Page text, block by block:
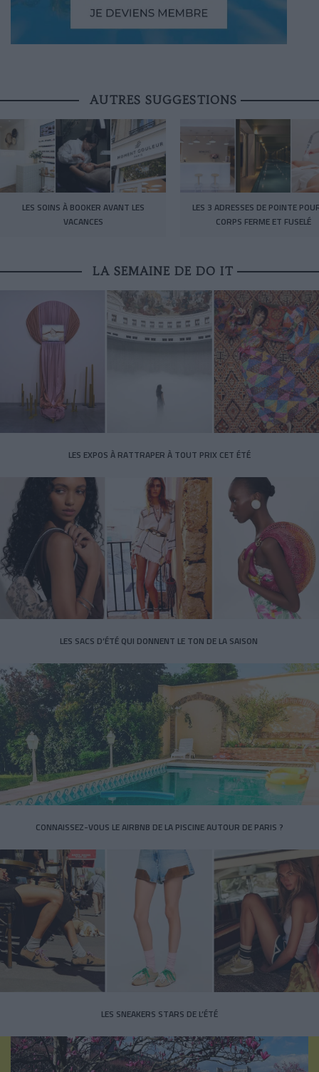
AUTRES SUGGESTIONS
LES SOINS À BOOKER AVANT LES
VACANCES
LES 3 ADRESSES DE POINTE
CORPS FERME ET FUSELÉ
LA SEMAINE DE DO IT
LES EXPOS À RATTRAPER À TOUT PRIX CET ÉTÉ
LES SACS D’ÉTÉ QUI DONNENT LE TON DE LA SAISON
CONNAISSEZ-VOUS LE AIRBNB DE LA PISCINE AUTOUR DE PARIS ?
LES SNEAKERS STARS DE L’ÉTÉ